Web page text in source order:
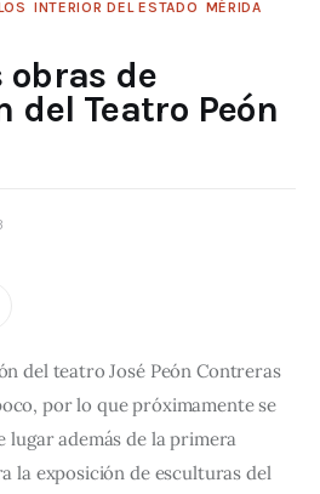
INTERIOR DEL ESTADO MÉRIDA
obras de
del Teatro Peón
del teatro José Peón Contreras
por lo que próximamente se
además de la primera
la exposición de esculturas del